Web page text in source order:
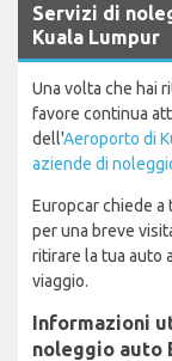
Servizi di
Kuala Lumpur
Una volta che hai
favore continua
dell'Aeroporto di
aziende di
Europcar chiede a
per una breve
ritirare la tua auto
viaggio.
Informazioni
noleggio auto